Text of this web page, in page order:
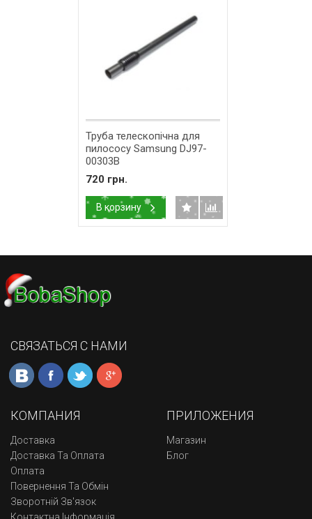
Труба телескопічна для
пилососу Samsung DJ97-
00303B
720 грн.
В корзину
СВЯЗАТЬСЯ С НАМИ
КОМПАНИЯ
Доставка
Доставка Та Оплата
Оплата
Повернення Та Обмін
Зворотній Зв'язок
ПРИЛОЖЕНИЯ
Магазин
Блог